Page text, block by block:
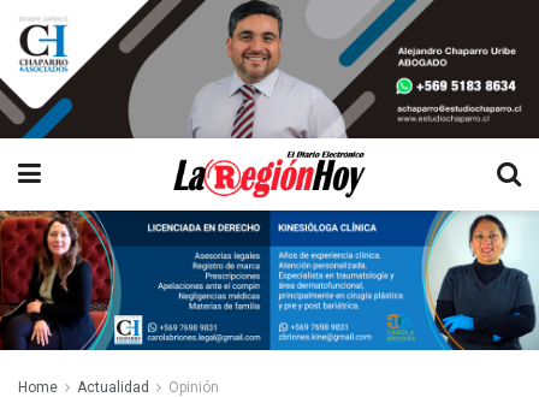
Home Actualidad Opinión